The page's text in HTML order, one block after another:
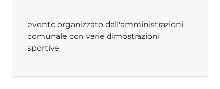
evento organizzato dall'amministrazioni
comunale con varie dimostrazioni
sportive